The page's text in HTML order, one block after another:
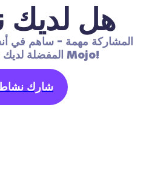
هل
المفضلة لديك في ركن نشاط Mojo!
شارك